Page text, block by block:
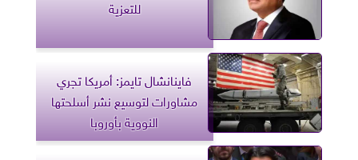
للتعزية
فاينانشال تايمز: أمريكا تجري
مشاورات لتوسيع نشر أسلحتها
النووية بأوروبا